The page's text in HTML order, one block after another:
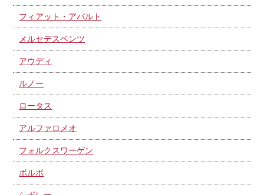
フィアット・アバルト
メルセデスベンツ
アウディ
ルノー
ロータス
アルファロメオ
フォルクスワーゲン
ボルボ